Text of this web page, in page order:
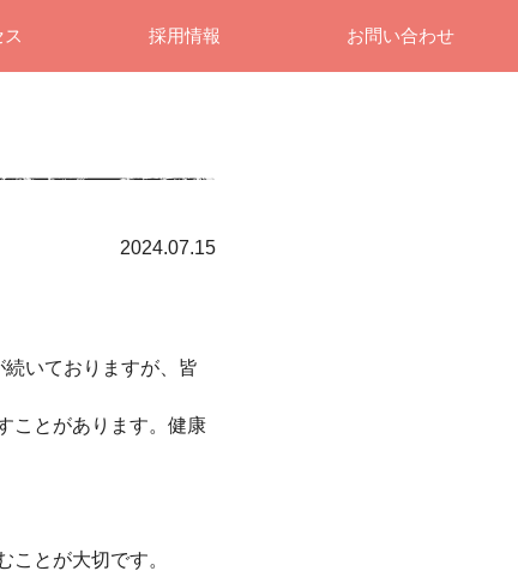
採用情報 お問い合わせ
2024.07.15
いておりますが、皆
ことがあります。健康
とが大切です。